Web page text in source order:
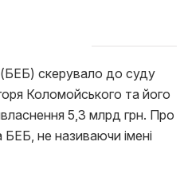
скерувало до суду
Коломойського та його
5,3 млрд грн. Про
не називаючи імені